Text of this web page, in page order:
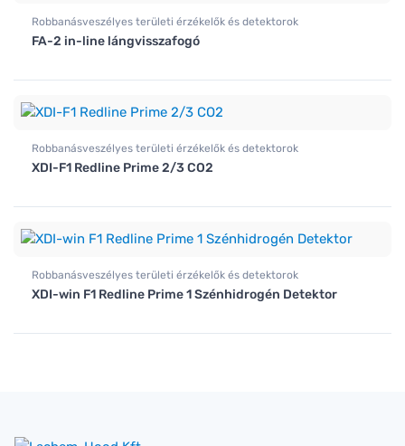
Robbanásveszélyes területi érzékelők és detektorok
FA-2 in-line lángvisszafogó
Robbanásveszélyes területi érzékelők és detektorok
XDI-F1 Redline Prime 2/3 CO2
Robbanásveszélyes területi érzékelők és detektorok
XDI-win F1 Redline Prime 1 Szénhidrogén Detektor